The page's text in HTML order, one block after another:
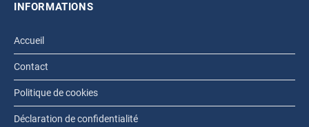
INFORMATIONS
Accueil
Contact
Politique de cookies
Déclaration de confidentialité